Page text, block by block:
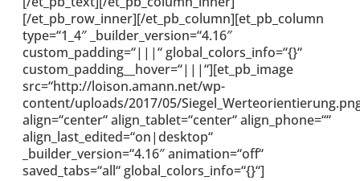
[/et_pb_row_inner][/et_pb_column][et_pb_column
type=“1_4″ _builder_version=“4.16″
custom_padding=“|||“ global_colors_info=“{}“
custom_padding__hover=“|||“][et_pb_image
src=“http://loison.amann.net/wp-
content/uploads/2017/05/
align=“center“ align_tablet=“center“ align_phone=““
align_last_edited=“on|desktop“
_builder_version=“4.16″ animation=“off“
saved_tabs=“all“ global_colors_info=“{}“]